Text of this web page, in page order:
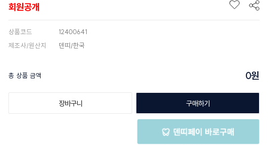
회원공개
상품코드
12400641
제조사/원산지
덴띠/한국
총 상품 금액 0원
장바구니 구매하기